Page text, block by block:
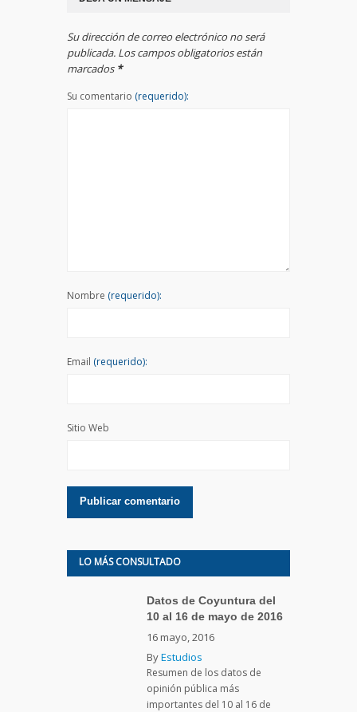
Su dirección de correo electrónico no será
publicada. Los campos obligatorios están
marcados *
Su comentario (requerido):
Nombre (requerido):
Email (requerido):
Sitio Web
LO MÁS CONSULTADO
Datos de Coyuntura del
10 al 16 de mayo de 2016
16 mayo, 2016
ByEstudios
Resumen de los datos de
opinión pública más
importantes del 10 al 16 de